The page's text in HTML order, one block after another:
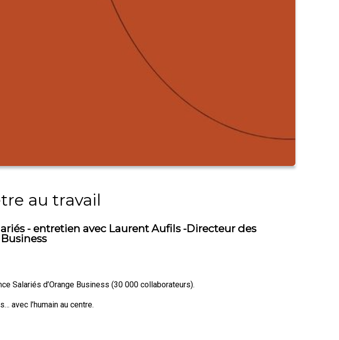
au travail
- entretien avec Laurent Aufils -Directeur des
Salariés d’Orange Business (30 000 collaborateurs).
avec l’humain au centre.